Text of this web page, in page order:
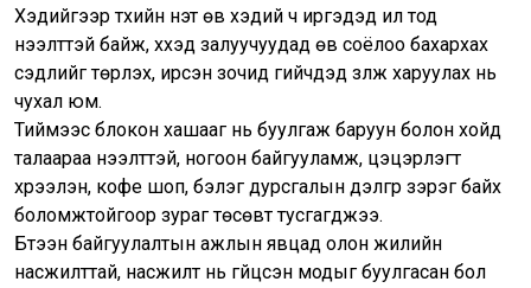
Хэдийгээр түүхийн үнэт өв хэдий ч иргэдэд ил тод
нээлттэй байж, хүүхэд залуучуудад өв соёлоо бахархах
сэдлийг төрүүлэх, ирсэн зочид гийчдэд үзүүлж харуулах нь
чухал юм.
Тиймээс блокон хашааг нь буулгаж баруун болон хойд
талаараа нээлттэй, ногоон байгууламж, цэцэрлэгт
хүрээлэн, кофе шоп, бэлэг дурсгалын дэлгүүр зэрэг байх
боломжтойгоор зураг төсөвт тусгагджээ.
Бүтээн байгуулалтын ажлын явцад олон жилийн
насжилттай, насжилт нь гүйцсэн модыг буулгасан бол